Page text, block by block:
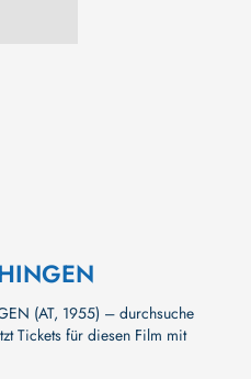
(AT, 1955) – durchsuche
Tickets für diesen Film mit